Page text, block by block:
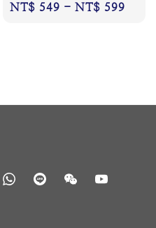
Regular
NT$ 549 -NT$ 599